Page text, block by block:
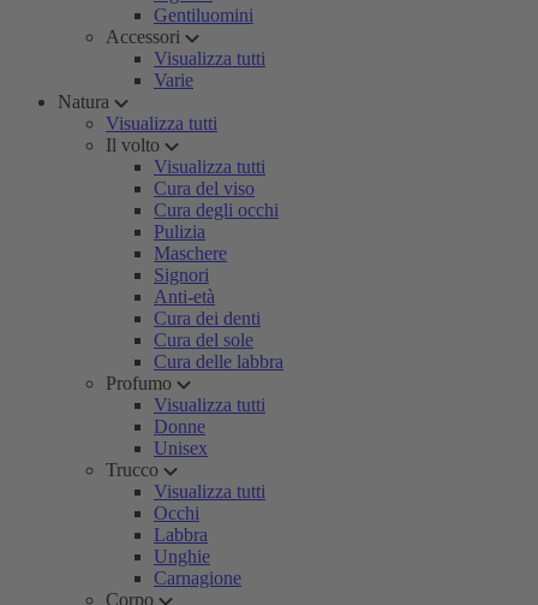
Gentiluomini
Accessori
Visualizza tutti
Varie
Natura
Visualizza tutti
Il volto
Visualizza tutti
Cura del viso
Cura degli occhi
Pulizia
Maschere
Signori
Anti-età
Cura dei denti
Cura del sole
Cura delle labbra
Profumo
Visualizza tutti
Donne
Unisex
Trucco
Visualizza tutti
Occhi
Labbra
Unghie
Carnagione
Corpo